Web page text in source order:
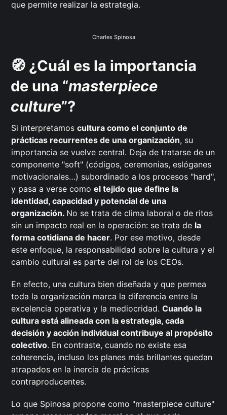
que permite realizar la estrategia.
Charles Spinosa
🧭 ¿Cuál es la importancia
de una “masterpiece
culture”?
Si interpretamoscultura como el conjunto de
prácticas recurrentes de una organización, su
importancia se vuelve central. Deja de tratarse de un
componente "soft" (códigos, ceremonias, eslóganes
motivacionales…) subordinado a los procesos "hard",
y pasa a verse comoel tejido que define la
identidad, capacidad y potencial de una
organización. No se trata de clima laboral o de ritos
sin un impacto real en la operación: se trata de la
forma cotidiana de hacer. Por ese motivo, desde
este enfoque, la responsabilidad sobre la cultura y el
cambio cultural es parte del rol de los CEOs.
En efecto, una cultura bien diseñada y que permea
toda la organización marca la diferencia entre la
excelencia operativa y la mediocridad.Cuando la
cultura está alineada con la estrategia, cada
decisión y acción individual contribuye al propósito
colectivo. En contraste, cuando no existe esa
coherencia, incluso los planes más brillantes quedan
atrapados en la inercia de prácticas
contraproducentes.
Lo que Spinosa propone como "masterpiece culture"